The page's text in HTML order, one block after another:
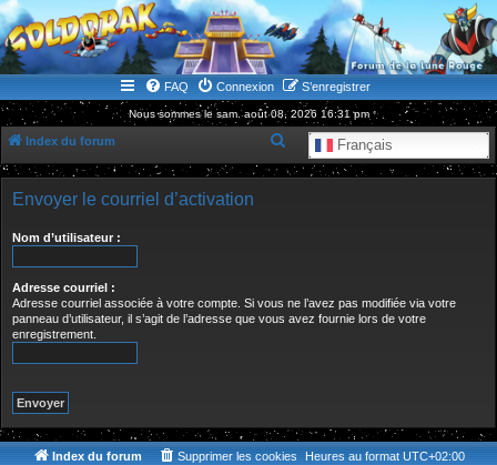
WWW.GOLDORAKGO.COM
le site de la Lune Rouge
FAQ Connexion S’enregistrer
Nous sommes le sam. août 08, 2026 16:31 pm
Index du forum Français
e
c
h
Envoyer le courriel d’activation
Nom d’utilisateur :
Adresse courriel :
Adresse courriel associée à votre compte. Si vous ne l’avez pas modifiée via votre
panneau d’utilisateur, il s’agit de l’adresse que vous avez fournie lors de votre
enregistrement.
Index du forum Heures au format UTC+02:00
Supprimer les cookies